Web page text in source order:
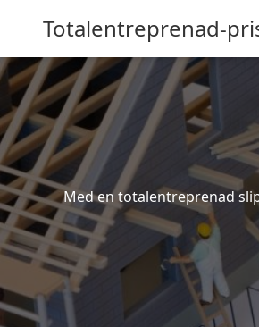
Totalentreprenad-
Med en totalentreprenad